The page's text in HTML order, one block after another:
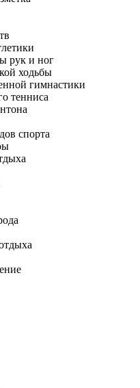
рук и ног
ходьбы
гимнастики
тенниса
спорта